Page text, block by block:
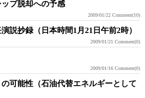
プ脱却への予感
2009/01/22 Comment(10)
説抄録（日本時間1月21日午前2時）
2009/01/21 Comment(0)
2009/01/16 Comment(0)
可能性（石油代替エネルギーとして